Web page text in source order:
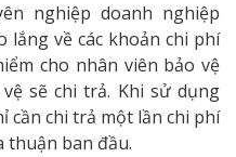
nghiệp doanh nghiệp
lắng về các khoản chi phí
cho nhân viên bảo vệ
sẽ chi trả. Khi sử dụng
cần chi trả một lần chi phí
ban đầu.